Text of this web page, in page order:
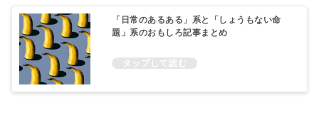
「日常のあるある」系と「しょうもない命
題」系のおもしろ記事まとめ